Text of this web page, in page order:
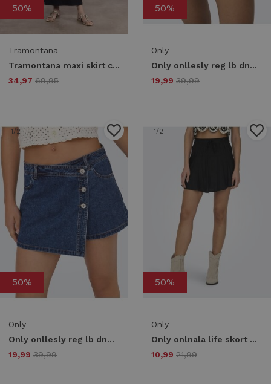
50%
Tramontana
Tramontana maxi skirt cotton slub e02-20-201 009000-black
34,97 69,95
50%
Only
Only onllesly reg lb dnm skort bj noos 15256608 Skort light blue denim
19,99 39,99
1/2
50%
Only
Only onllesly reg lb dnm skort bj noos 15256608 Skort dark blue denim
19,99 39,99
1/2
50%
Only
Only onlnala life skort wvn noos 15322967 Skort black
10,99 21,99